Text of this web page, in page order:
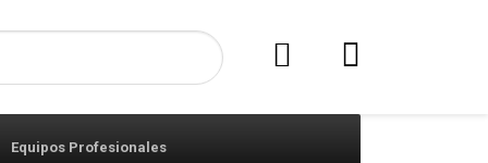
Equipos Profesionales